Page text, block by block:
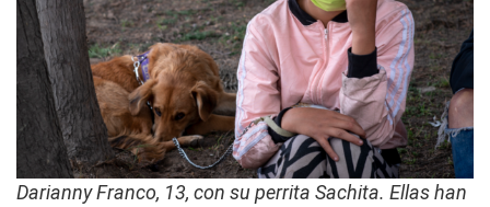
Darianny Franco, 13, con su perrita Sachita. Ellas han